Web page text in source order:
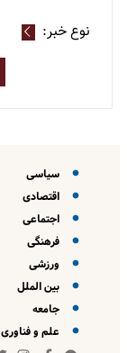
نوع خبر:
سیاسی
اقتصادی
اجتماعی
فرهنگی
ورزشی
بین الملل
جامعه
علم و فناوری